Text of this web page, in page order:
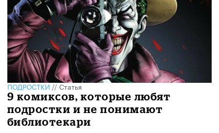
ПОДРОСТКИ//Статья
9 комиксов, которые любят
подростки и не понимают
библиотекари